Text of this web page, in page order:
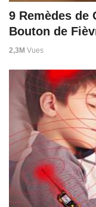
9 Remèdes de
Bouton de
2,3M Vues